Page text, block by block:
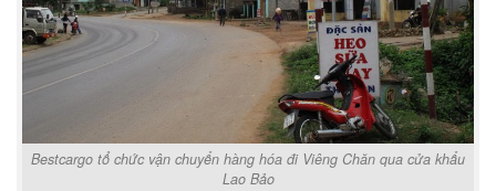
Bestcargo tổ chức vận chuyển hàng hóa đi Viêng Chăn qua cửa khẩu
Lao Bảo